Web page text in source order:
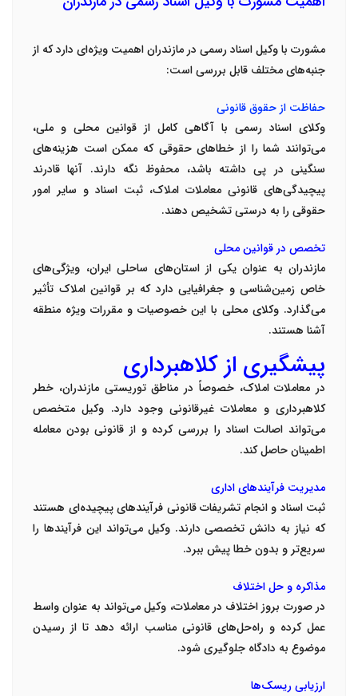
مشورت با وکیل اسناد رسمی در مازندران اهمیت ویژه‌ای دارد که از
جنبه‌های مختلف قابل بررسی است:
حفاظت از حقوق قانونی
وکلای اسناد رسمی با آگاهی کامل از قوانین محلی و ملی،
می‌توانند شما را از خطاهای حقوقی که ممکن است هزینه‌های
سنگینی در پی داشته باشد، محفوظ نگه دارند. آنها قادرند
پیچیدگی‌های قانونی معاملات املاک، ثبت اسناد و سایر امور
حقوقی را به درستی تشخیص دهند.
تخصص در قوانین محلی
مازندران به عنوان یکی از استان‌های ساحلی ایران، ویژگی‌های
خاص زمین‌شناسی و جغرافیایی دارد که بر قوانین املاک تأثیر
می‌گذارد. وکلای محلی با این خصوصیات و مقررات ویژه منطقه
آشنا هستند.
پیشگیری از کلاهبرداری
در معاملات املاک، خصوصاً در مناطق توریستی مازندران، خطر
کلاهبرداری و معاملات غیرقانونی وجود دارد. وکیل متخصص
می‌تواند اصالت اسناد را بررسی کرده و از قانونی بودن معامله
اطمینان حاصل کند.
مدیریت فرآیندهای اداری
ثبت اسناد و انجام تشریفات قانونی فرآیندهای پیچیده‌ای هستند
که نیاز به دانش تخصصی دارند. وکیل می‌تواند این فرآیندها را
سریع‌تر و بدون خطا پیش ببرد.
مذاکره و حل اختلاف
در صورت بروز اختلاف در معاملات، وکیل می‌تواند به عنوان واسط
عمل کرده و راه‌حل‌های قانونی مناسب ارائه دهد تا از رسیدن
موضوع به دادگاه جلوگیری شود.
ارزیابی ریسک‌ها